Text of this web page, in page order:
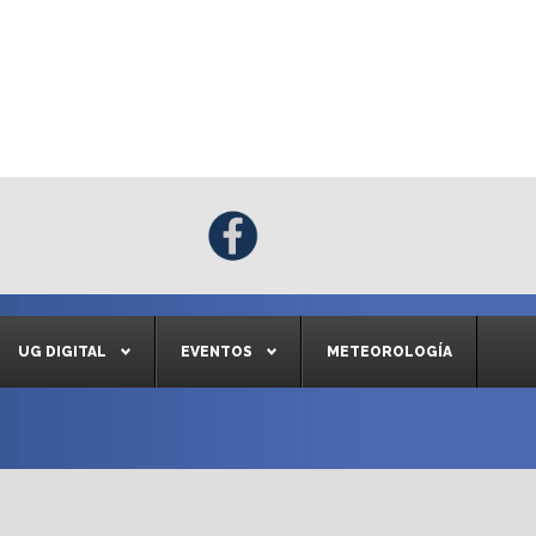
UG DIGITAL EVENTOS METEOROLOGÍA